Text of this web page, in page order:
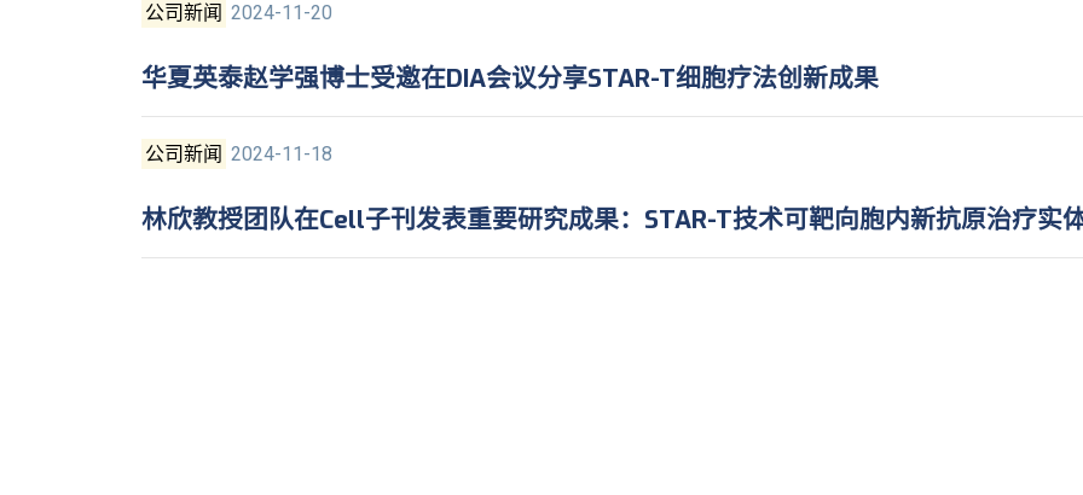
公司新闻 2024-11-20
华夏英泰赵学强博士受邀在DIA会议分享STAR-T细胞疗法创新成果
公司新闻 2024-11-18
林欣教授团队在Cell子刊发表重要研究成果：STAR-T技术可靶向胞内新抗原治疗实